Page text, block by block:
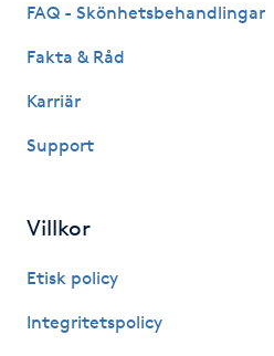
Japansk massage
K18
Keratinbehandling
FAQ - Skönhetsbehandlingar
Fakta & Råd
Karriär
Support
Villkor
Etisk policy
Integritetspolicy